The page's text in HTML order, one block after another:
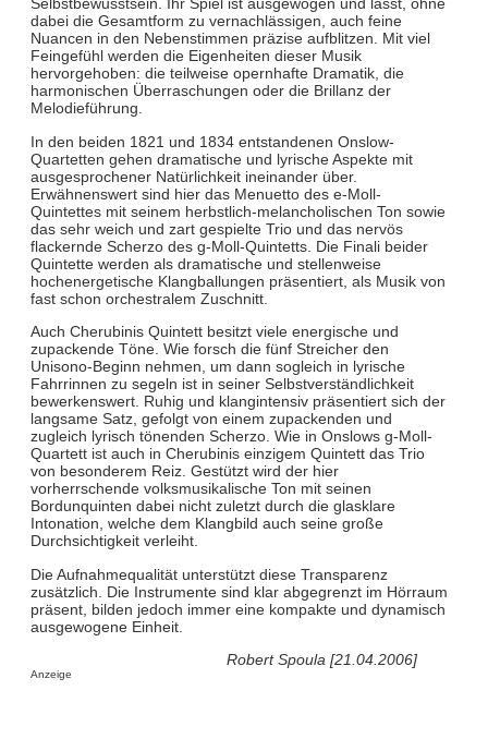
Selbstbewusstsein. Ihr Spiel ist ausgewogen und lässt, ohne
dabei die Gesamtform zu vernachlässigen, auch feine
Nuancen in den Nebenstimmen präzise aufblitzen. Mit viel
Feingefühl werden die Eigenheiten dieser Musik
hervorgehoben: die teilweise opernhafte Dramatik, die
harmonischen Überraschungen oder die Brillanz der
Melodieführung.
In den beiden 1821 und 1834 entstandenen Onslow-
Quartetten gehen dramatische und lyrische Aspekte mit
ausgesprochener Natürlichkeit ineinander über.
Erwähnenswert sind hier das Menuetto des e-Moll-
Quintettes mit seinem herbstlich-melancholischen Ton sowie
das sehr weich und zart gespielte Trio und das nervös
flackernde Scherzo des g-Moll-Quintetts. Die Finali beider
Quintette werden als dramatische und stellenweise
hochenergetische Klangballungen präsentiert, als Musik von
fast schon orchestralem Zuschnitt.
Auch Cherubinis Quintett besitzt viele energische und
zupackende Töne. Wie forsch die fünf Streicher den
Unisono-Beginn nehmen, um dann sogleich in lyrische
Fahrrinnen zu segeln ist in seiner Selbstverständlichkeit
bewerkenswert. Ruhig und klangintensiv präsentiert sich der
langsame Satz, gefolgt von einem zupackenden und
zugleich lyrisch tönenden Scherzo. Wie in Onslows g-Moll-
Quartett ist auch in Cherubinis einzigem Quintett das Trio
von besonderem Reiz. Gestützt wird der hier
vorherrschende volksmusikalische Ton mit seinen
Bordunquinten dabei nicht zuletzt durch die glasklare
Intonation, welche dem Klangbild auch seine große
Durchsichtigkeit verleiht.
Die Aufnahmequalität unterstützt diese Transparenz
zusätzlich. Die Instrumente sind klar abgegrenzt im Hörraum
präsent, bilden jedoch immer eine kompakte und dynamisch
ausgewogene Einheit.
Robert Spoula [21.04.2006]
Anzeige